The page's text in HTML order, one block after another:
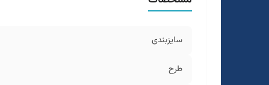
سایزبندی
طرح